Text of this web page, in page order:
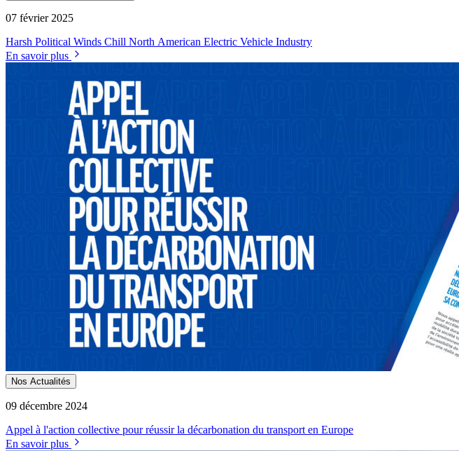
07 février 2025
Harsh Political Winds Chill North American Electric Vehicle Industry
En savoir plus
Nos Actualités
09 décembre 2024
Appel à l'action collective pour réussir la décarbonation du transport en Europe
En savoir plus